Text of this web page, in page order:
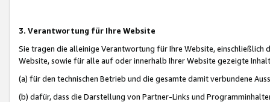
3. Verantwortung für Ihre Website
Sie tragen die alleinige Verantwortung für Ihre Website,
Website, sowie für alle auf oder innerhalb Ihrer Website gezeigte
(a) für den technischen Betrieb und die gesamte damit verbundene
(b) dafür, dass die Darstellung von Partner-Links und